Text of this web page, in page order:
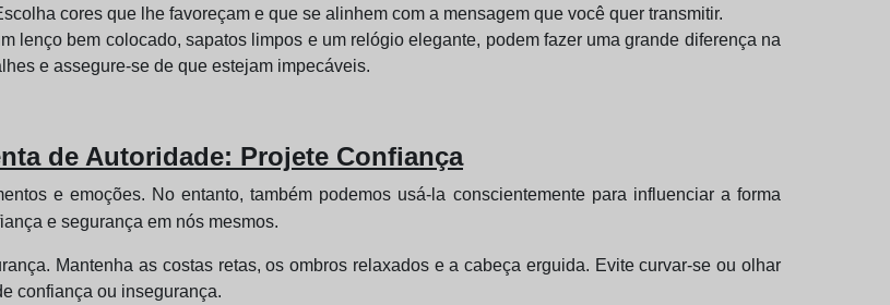
cores que lhe favoreçam e que se alinhem com a mensagem que você quer transmitir.
lenço bem colocado, sapatos limpos e um relógio elegante, podem fazer uma grande diferença na
e assegure-se de que estejam impecáveis.
de Autoridade: Projete Confiança
e emoções. No entanto, também podemos usá-la conscientemente para influenciar a forma
e segurança em nós mesmos.
Mantenha as costas retas, os ombros relaxados e a cabeça erguida. Evite curvar-se ou olhar
confiança ou insegurança.